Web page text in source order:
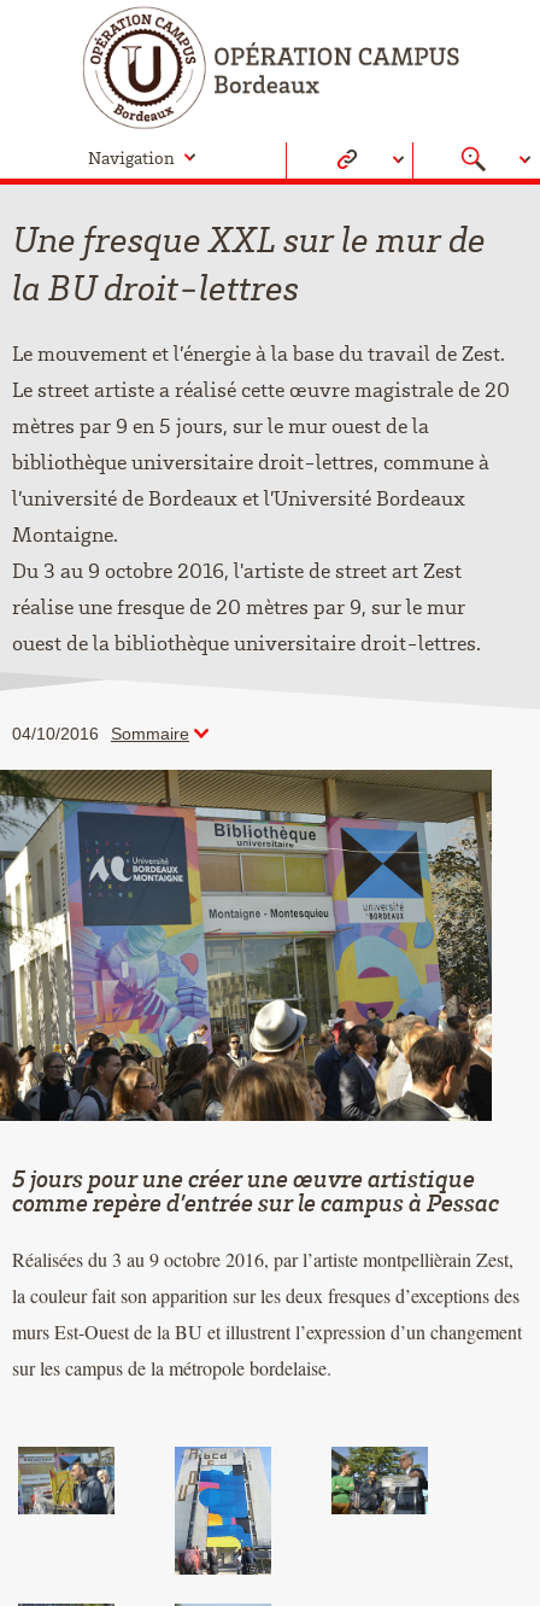
Navigation
Une fresque XXL sur le mur de
la BU droit-lettres
Le mouvement et l’énergie à la base du travail de Zest.
Le street artiste a réalisé cette œuvre magistrale de 20
mètres par 9 en 5 jours, sur le mur ouest de la
bibliothèque universitaire droit-lettres, commune à
l’université de Bordeaux et l’Université Bordeaux
Montaigne.
Du 3 au 9 octobre 2016, l'artiste de street art Zest
réalise une fresque de 20 mètres par 9, sur le mur
ouest de la bibliothèque universitaire droit-lettres.
04/10/2016 Sommaire
5 jours pour une créer une œuvre artistique
comme repère d’entrée sur le campus à Pessac
Réalisées du 3 au 9 octobre 2016, par l’artiste montpellièrain Zest,
la couleur fait son apparition sur les deux fresques d’exceptions des
murs Est-Ouest de la BU et illustrent l’expression d’un changement
sur les campus de la métropole bordelaise.